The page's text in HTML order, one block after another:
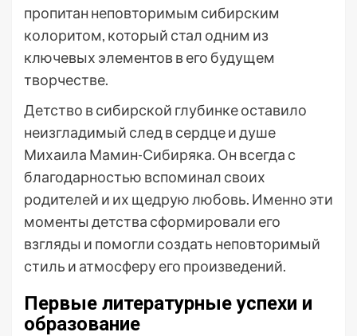
пропитан неповторимым сибирским
колоритом, который стал одним из
ключевых элементов в его будущем
творчестве.
Детство в сибирской глубинке оставило
неизгладимый след в сердце и душе
Михаила Мамин-Сибиряка. Он всегда с
благодарностью вспоминал своих
родителей и их щедрую любовь. Именно эти
моменты детства сформировали его
взгляды и помогли создать неповторимый
стиль и атмосферу его произведений.
Первые литературные успехи и
образование